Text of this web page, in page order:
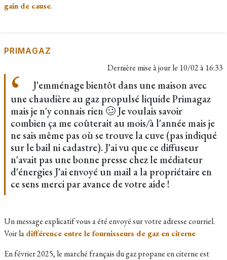
gain de cause.
PRIMAGAZ
Dernière mise à jour le 10/02 à 16:33
J'emménage bientôt dans une maison avec
une chaudière au gaz propulsé liquide Primagaz
mais je n'y connais rien 🥴 Je voulais savoir
combien ça me coûterait au mois/à l'année mais je
ne sais même pas où se trouve la cuve (pas indiqué
sur le bail ni cadastre). J'ai vu que ce diffuseur
n'avait pas une bonne presse chez le médiateur
d'énergies J'ai envoyé un mail a la propriétaire en
ce sens merci par avance de votre aide !
Un message explicatif vous a été envoyé sur votre adresse courriel.
Voir ladifférence entre le fournisseurs de gaz en citerne
En février 2025, le marché français du gaz propane en citerne est